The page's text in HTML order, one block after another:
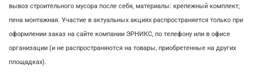
вывоз строительного мусора после себя, материалы: крепежный комплект;
пена монтажная. Участие в актуальных акциях распространяется только при
оформлении заказ на сайте компании ЭРНИКС, по телефону или в офисе
организации (и не распространяются на товары, приобретенные на других
площадках).